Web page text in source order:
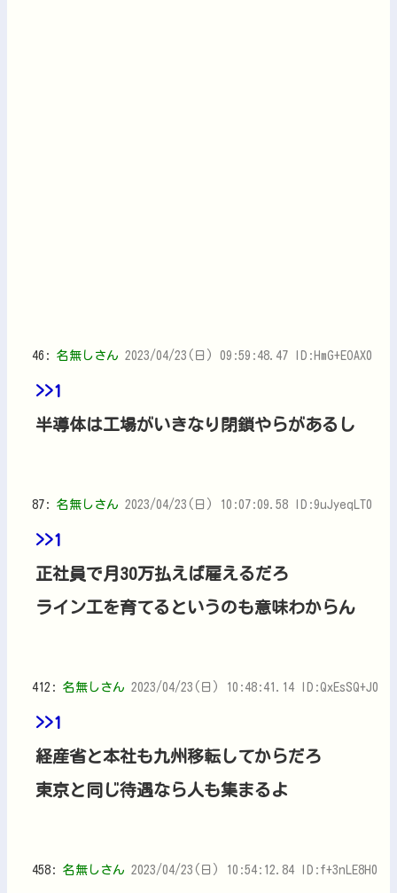
46: 名無しさん 2023/04/23(日) 09:59:48.47 ID:HmG+EOAX0
>>1
半導体は工場がいきなり閉鎖やらがあるし
87: 名無しさん 2023/04/23(日) 10:07:09.58 ID:9uJyeqLT0
>>1
正社員で月30万払えば雇えるだろ
ライン工を育てるというのも意味わからん
412: 名無しさん 2023/04/23(日) 10:48:41.14 ID:QxEsSQ+J0
>>1
経産省と本社も九州移転してからだろ
東京と同じ待遇なら人も集まるよ
458: 名無しさん 2023/04/23(日) 10:54:12.84 ID:f+3nLE8H0